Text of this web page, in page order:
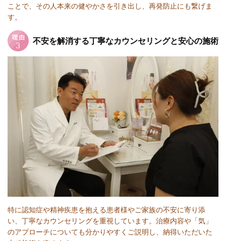
ことで、その人本来の健やかさを引き出し、再発防止にも繋げま
す。
不安を解消する丁寧なカウンセリングと安心の施術
特に認知症や精神疾患を抱える患者様やご家族の不安に寄り添
い、丁寧なカウンセリングを重視しています。治療内容や「気」
のアプローチについても分かりやすくご説明し、納得いただいた